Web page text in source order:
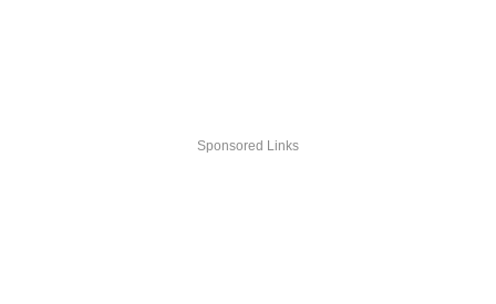
Sponsored Links